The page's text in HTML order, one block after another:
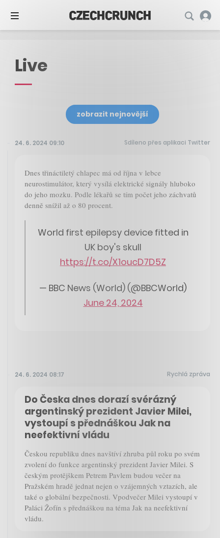
Live
zobrazit nejnovější
24. 6. 2024 09:10 Sdíleno přes aplikaci Twitter
Dnes třináctiletý chlapec má od října v lebce
neurostimulátor, který vysílá elektrické signály hluboko
do jeho mozku. Podle lékařů se tím počet jeho záchvatů
denně snížil až o 80 procent.
World first epilepsy device fitted in
UK boy's skull
https://t.co/X1oucD7D5Z
— BBC News (World) (@BBCWorld)
June 24, 2024
24. 6. 2024 08:17 Rychlá zpráva
Do Česka dnes dorazí svérázný
argentinský prezident Javier Milei,
vystoupí s přednáškou Jak na
neefektivní vládu
Českou republiku dnes navštíví zhruba půl roku po svém
zvolení do funkce argentinský prezident Javier Milei. S
českým protějškem Petrem Pavlem budou večer na
Pražském hradě jednat nejen o vzájemných vztazích, ale
také o globální bezpečnosti. Vpodvečer Milei vystoupí v
Paláci Žofín s přednáškou na téma Jak na neefektivní
vládu.